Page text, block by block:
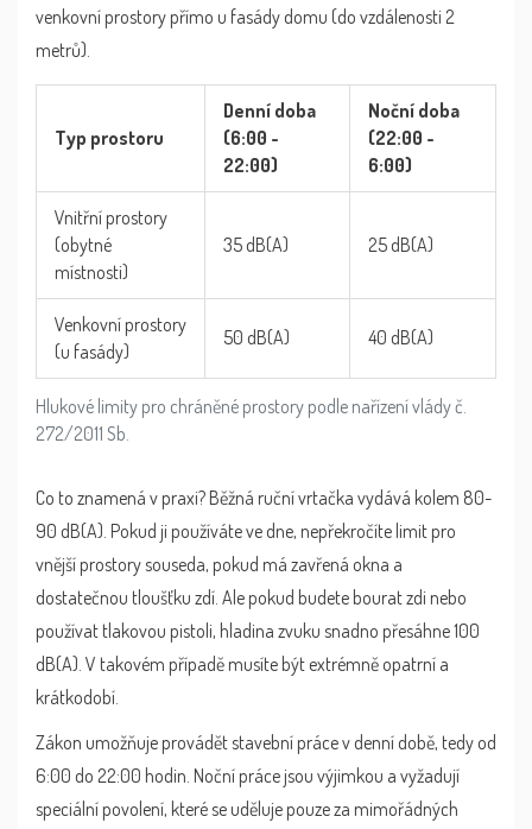
venkovní prostory přímo u fasády domu (do vzdálenosti 2
metrů).
Hlukové limity pro chráněné prostory podle nařízení vlády č.
272/2011 Sb.
Typ prostoru
Denní doba
(6:00 -
22:00)
Noční doba
(22:00 -
6:00)
Vnitřní prostory
(obytné
místnosti)
35 dB(A) 25 dB(A)
Venkovní prostory
(u fasády)
50 dB(A) 40 dB(A)
Co to znamená v praxi? Běžná ruční vrtačka vydává kolem 80-
90 dB(A). Pokud ji používáte ve dne, nepřekročíte limit pro
vnější prostory souseda, pokud má zavřená okna a
dostatečnou tloušťku zdí. Ale pokud budete bourat zdi nebo
používat tlakovou pistoli, hladina zvuku snadno přesáhne 100
dB(A). V takovém případě musíte být extrémně opatrní a
krátkodobí.
Zákon umožňuje provádět stavební práce v denní době, tedy od
6:00 do 22:00 hodin. Noční práce jsou výjimkou a vyžadují
speciální povolení, které se uděluje pouze za mimořádných